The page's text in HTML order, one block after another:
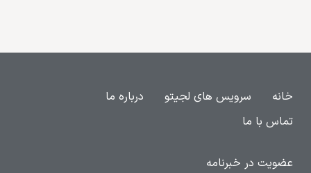
خانه سرویس های لجیتو
درباره ما
تماس با ما
عضویت در خبرنامه